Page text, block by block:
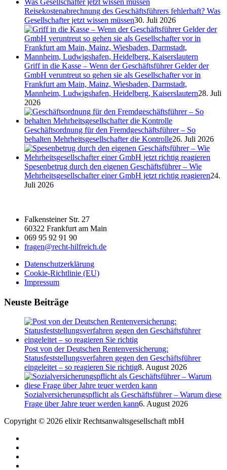
Reisekostenabrechnung des Geschäftsführers fehlerhaft? Was
Gesellschafter jetzt wissen müssen30. Juli 2026
Griff in die Kasse – Wenn der Geschäftsführer Gelder der
GmbH veruntreut so gehen sie als Gesellschafter vor in
Frankfurt am Main, Mainz, Wiesbaden, Darmstadt,
Mannheim, Ludwigshafen, Heidelberg, Kaiserslautern28. Juli
2026
Geschäftsordnung für den Fremdgeschäftsführer – So
behalten Mehrheitsgesellschafter die Kontrolle26. Juli 2026
Spesenbetrug durch den eigenen Geschäftsführer – Wie
Mehrheitsgesellschafter einer GmbH jetzt richtig reagieren24.
Juli 2026
Falkensteiner Str. 27
60322 Frankfurt am Main
069 95 92 91 90
fragen@recht-hilfreich.de
Datenschutzerklärung
Cookie-Richtlinie (EU)
Impressum
Neuste Beiträge
Post von der Deutschen Rentenversicherung:
Statusfeststellungsverfahren gegen den Geschäftsführer
eingeleitet – so reagieren Sie richtig8. August 2026
Sozialversicherungspflicht als Geschäftsführer – Warum diese
Frage über Jahre teuer werden kann6. August 2026
Copyright © 2026 elixir Rechtsanwaltsgesellschaft mbH